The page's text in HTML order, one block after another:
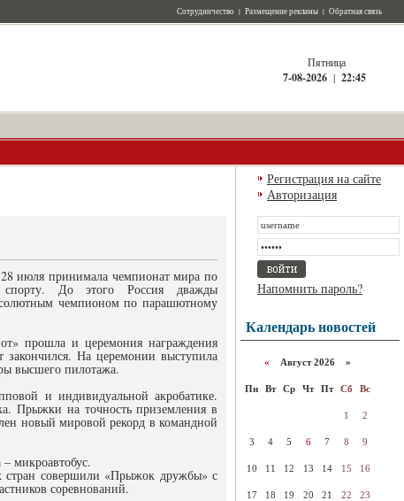
Сотрудничество | Размещение рекламы | Обратная связь
Пятница
7-08-2026 | 22:45
июля принимала чемпионат мира по
спорту. До этого Россия дважды
чемпионом по парашютному
прошла и церемония награждения
На церемонии выступила
высшего пилотажа.
и индивидуальной акробатике.
Прыжки на точность приземления в
новый мировой рекорд в командной
микроавтобус.
стран совершили «Прыжок дружбы» с
соревнований.
Регистрация на сайте
Авторизация
Напомнить пароль?
Календарь новостей
« Август 2026 »
Пн Вт Ср Чт Пт Сб Вс
1 2
3 4 5 6 7 8 9
10 11 12 13 14 15 16
17 18 19 20 21 22 23